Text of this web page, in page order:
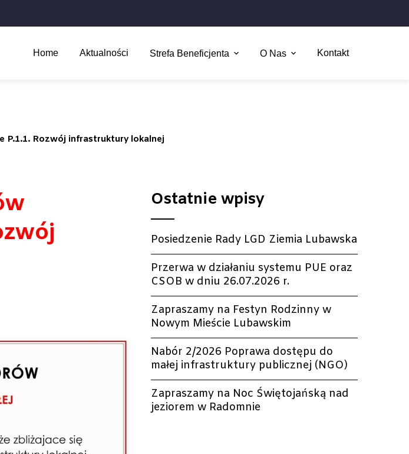
Home Aktualności Strefa Beneficjenta O Nas Kontakt
P.1.1. Rozwój infrastruktury lokalnej
Ostatnie wpisy
Posiedzenie Rady LGD Ziemia Lubawska
Przerwa w działaniu systemu PUE oraz
CSOB w dniu 26.07.2026 r.
Zapraszamy na Festyn Rodzinny w
Nowym Mieście Lubawskim
Nabór 2/2026 Poprawa dostępu do
małej infrastruktury publicznej (NGO)
Zapraszamy na Noc Świętojańską nad
jeziorem w Radomnie